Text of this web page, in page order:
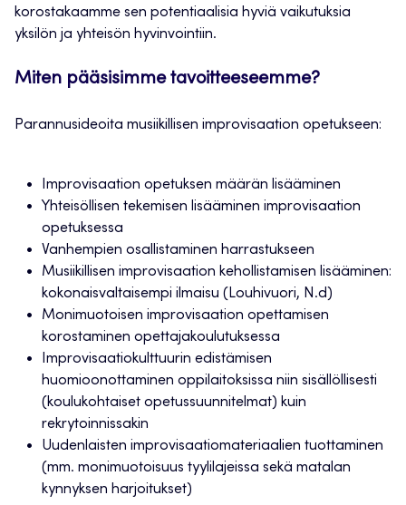
korostakaamme sen potentiaalisia hyviä vaikutuksia
yksilön ja yhteisön hyvinvointiin.
Miten pääsisimme tavoitteeseemme?
Parannusideoita musiikillisen improvisaation opetukseen:
Improvisaation opetuksen määrän lisääminen
Yhteisöllisen tekemisen lisääminen improvisaation
opetuksessa
Vanhempien osallistaminen harrastukseen
Musiikillisen improvisaation kehollistamisen lisääminen:
kokonaisvaltaisempi ilmaisu (Louhivuori, N.d)
Monimuotoisen improvisaation opettamisen
korostaminen opettajakoulutuksessa
Improvisaatiokulttuurin edistämisen
huomioonottaminen oppilaitoksissa niin sisällöllisesti
(koulukohtaiset opetussuunnitelmat) kuin
rekrytoinnissakin
Uudenlaisten improvisaatiomateriaalien tuottaminen
(mm. monimuotoisuus tyylilajeissa sekä matalan
kynnyksen harjoitukset)